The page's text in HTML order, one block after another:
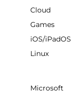
Cloud
Games
iOS/iPadOS
Linux
Microsoft